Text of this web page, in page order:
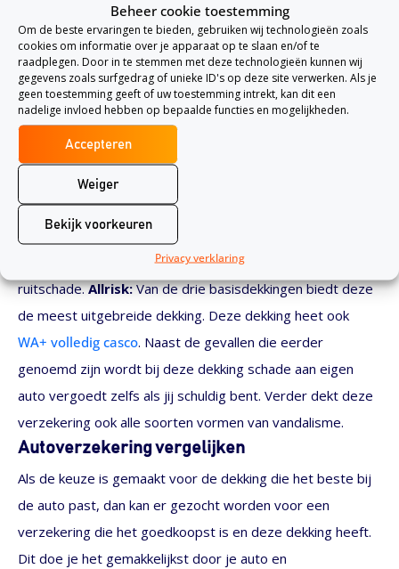
Beheer cookie toestemming
Om de beste ervaringen te bieden, gebruiken wij technologieën zoals
cookies om informatie over je apparaat op te slaan en/of te
raadplegen. Door in te stemmen met deze technologieën kunnen wij
gegevens zoals surfgedrag of unieke ID's op deze site verwerken. Als je
geen toestemming geeft of uw toestemming intrekt, kan dit een
nadelige invloed hebben op bepaalde functies en mogelijkheden.
Accepteren
Weiger
Bekijk voorkeuren
Privacy verklaring
WA: De eerste dekking die gekozen kan worden is de
WA-
dekking. Zoals eerder is gezegd is elke auto minimaal WA
verzekerd, dit komt omdat het verplicht is in Nederland.
Deze dekking vergoedt de schade die wordt gemaakt aan
een andere auto. De schade die bij je eigen auto is
veroorzaakt wordt met deze dekking niet vergoed
De tweede dekking is de
wordt ook beperkt casco genoemd. De WA+ verzekering
vergoedt hetzelfde dat de WA-verzekering ook vergoedt
maar vergoedt ook diefstal, inbraak en brand- storm- of
ruitschade.Allrisk:Van de drie basisdekkingen biedt deze
de meest uitgebreide dekking. Deze dekking heet ook
WA+ volledig casco. Naast de gevallen die eerder
genoemd zijn wordt bij deze dekking schade aan eigen
auto vergoedt zelfs als jij schuldig bent. Verder dekt deze
verzekering ook alle soorten vormen van vandalisme.
Autoverzekering vergelijken
Als de keuze is gemaakt voor de dekking die het beste bij
de auto past, dan kan er gezocht worden voor een
verzekering die het goedkoopst is en deze dekking heeft.
Dit doe je het gemakkelijkst door je auto en